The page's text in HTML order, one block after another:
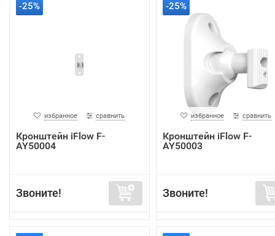
-25%
избранное сравнить
Кронштейн iFlow F-
AY50004
Звоните!
-25%
избранное сравнить
Кронштейн iFlow F-
AY50003
Звоните!